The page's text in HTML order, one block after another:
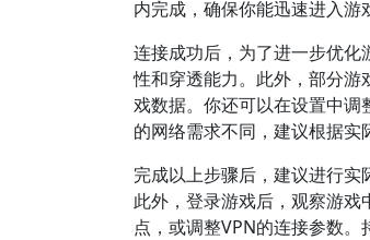
内完成，确保你能迅速进入游
连接成功后，为了进一步优
性和穿透能力。此外，部分
戏数据。你还可以在设置中
的网络需求不同，建议根据实
完成以上步骤后，建议进行实
此外，登录游戏后，观察游
点，或调整VPN的连接参数。